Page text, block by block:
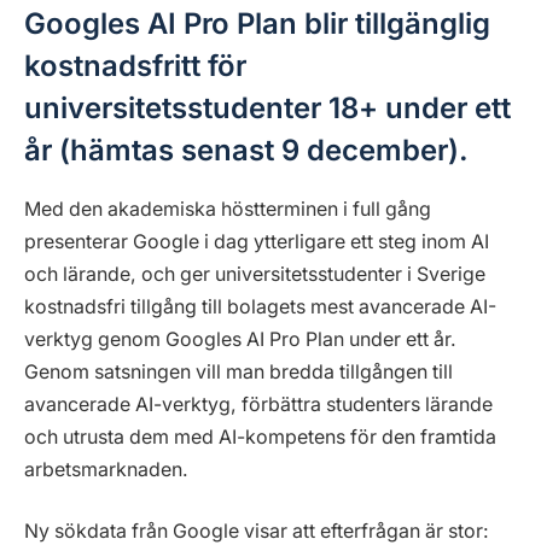
Googles AI Pro Plan blir tillgänglig
kostnadsfritt för
universitetsstudenter 18+ under ett
år (hämtas senast 9 december).
Med den akademiska höstterminen i full gång
presenterar Google i dag ytterligare ett steg inom AI
och lärande, och ger universitetsstudenter i Sverige
kostnadsfri tillgång till bolagets mest avancerade AI-
verktyg genom Googles AI Pro Plan under ett år.
Genom satsningen vill man bredda tillgången till
avancerade AI-verktyg, förbättra studenters lärande
och utrusta dem med AI-kompetens för den framtida
arbetsmarknaden.
Ny sökdata från Google visar att efterfrågan är stor: